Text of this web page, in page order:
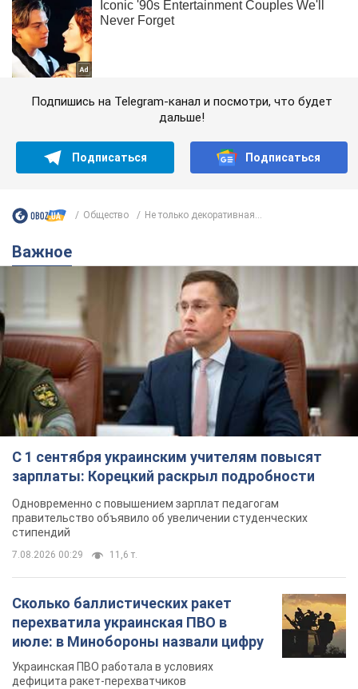
Подпишись на Telegram-канал и посмотри, что будет
дальше!
Подписаться Подписаться
Общество Не только декоративная...
Важное
С 1 сентября украинским учителям повысят
зарплаты: Корецкий раскрыл подробности
Одновременно с повышением зарплат педагогам
правительство объявило об увеличении студенческих
стипендий
7.08.2026 00:29 11,6 т.
Сколько баллистических ракет
перехватила украинская ПВО в
июле: в Минобороны назвали цифру
Украинская ПВО работала в условиях
дефицита ракет-перехватчиков